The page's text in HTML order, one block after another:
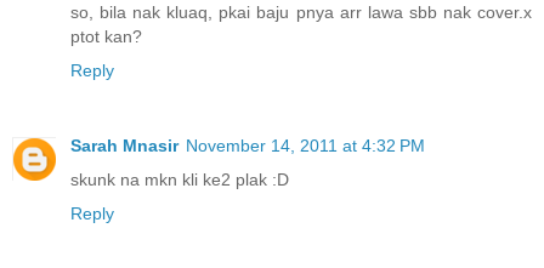
so, bila nak kluaq, pkai baju pnya arr lawa sbb nak cover.x
ptot kan?
Reply
Sarah Mnasir November 14, 2011 at 4:32 PM
skunk na mkn kli ke2 plak :D
Reply